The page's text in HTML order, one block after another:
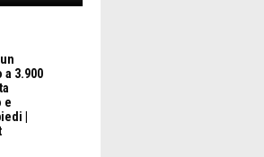
a 3.900
e
|